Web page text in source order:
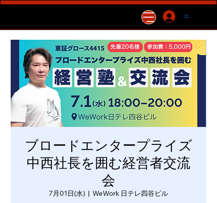
ログイン
ブロードエンタープライズ
中西社長を囲む経営者交流
会
7月01日(水)
  |
WeWork 日テレ四谷ビル